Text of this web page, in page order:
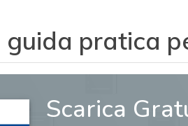
guida pratica
Scarica